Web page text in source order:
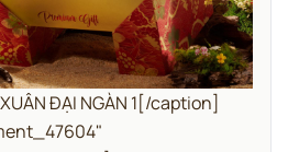
ĐẠI NGÀN 1[/caption]